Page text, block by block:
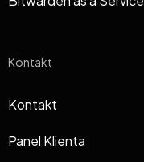
Kontakt
Kontakt
Panel Klienta